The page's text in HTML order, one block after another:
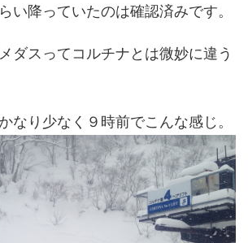
い降っていたのは確認済みです。
ダスってコルチナとは微妙に違う
なり少なく９時前でこんな感じ。